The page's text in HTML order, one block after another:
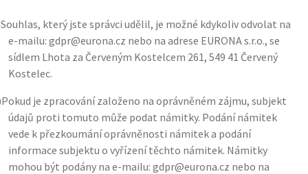
Souhlas, který jste správci udělil, je možné kdykoliv odvolat na
e-mailu: gdpr@eurona.cz nebo na adrese EURONA s.r.o., se
sídlem Lhota za Červeným Kostelcem 261, 549 41 Červený
Kostelec.
Pokud je zpracování založeno na oprávněném zájmu, subjekt
údajů proti tomuto může podat námitky. Podání námitek
vede k přezkoumání oprávněnosti námitek a podání
informace subjektu o vyřízení těchto námitek. Námitky
mohou být podány na e-mailu: gdpr@eurona.cz nebo na